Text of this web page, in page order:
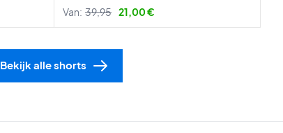
Van: 39,95 21,00 €
Bekijk alle shorts